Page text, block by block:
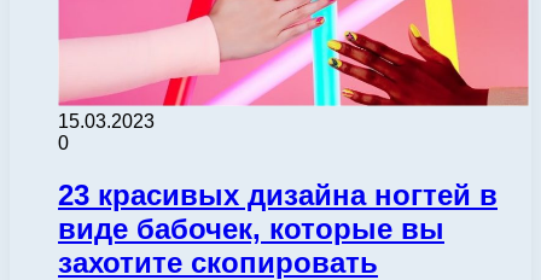
15.03.2023
0
23 красивых дизайна ногтей в
виде бабочек, которые вы
захотите скопировать